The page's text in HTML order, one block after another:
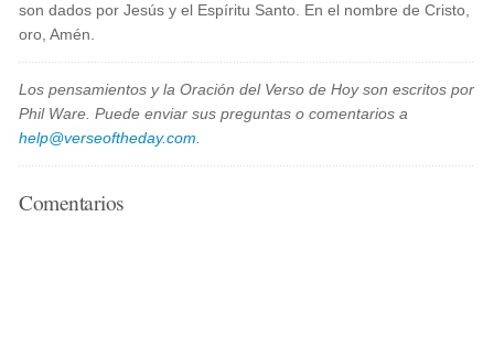
son dados por Jesús y el Espíritu Santo. En el nombre de Cristo,
oro, Amén.
Los pensamientos y la Oración del Verso de Hoy son escritos por
Phil Ware. Puede enviar sus preguntas o comentarios a
help@verseoftheday.com
Comentarios